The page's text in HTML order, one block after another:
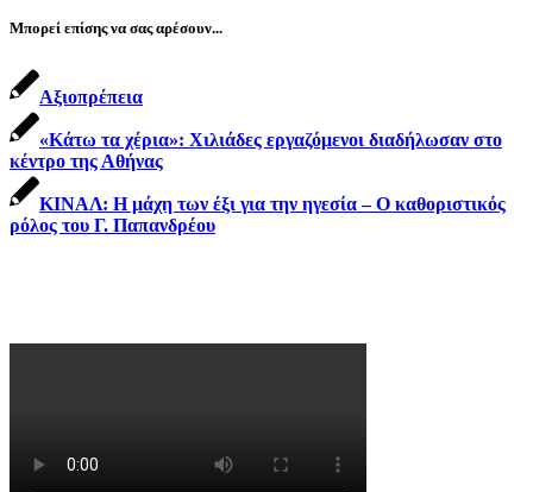
Μπορεί επίσης να σας αρέσουν...
Αξιοπρέπεια
«Κάτω τα χέρια»: Χιλιάδες εργαζόμενοι διαδήλωσαν στο
κέντρο της Αθήνας
ΚΙΝΑΛ: Η μάχη των έξι για την ηγεσία – Ο καθοριστικός
ρόλος του Γ. Παπανδρέου